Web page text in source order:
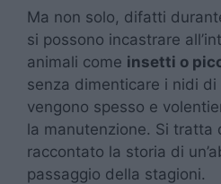
Ma non solo, difatti
si possono incastrare
animali come insetti o
senza dimenticare i nidi di
vengono spesso e
la manutenzione. Si tratta
raccontato la storia di
passaggio della stagioni.